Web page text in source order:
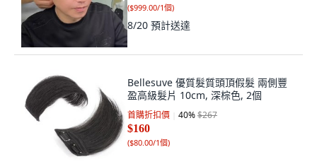
($999.00/1個)
8/20 預計送達
Bellesuve 優質髮質頭頂假髮 兩側豐
盈高級髮片 10cm, 深棕色, 2個
首購折扣價 40%$267
$160
($80.00/1個)